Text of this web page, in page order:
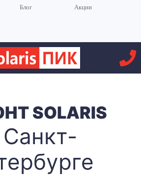
Блог Акции
SOLARIS
Санкт-